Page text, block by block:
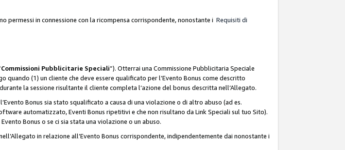
permessi in connessione con la ricompensa corrispondente, nonostante i Requisiti di
Commissioni Pubblicitarie Speciali”). Otterrai una Commissione Pubblicitaria Speciale
quando (1) un cliente che deve essere qualificato per l’Evento Bonus come descritto
la sessione risultante il cliente completa l’azione del bonus descritta nell’Allegato.
Bonus sia stato squalificato a causa di una violazione o di altro abuso (ad es.
automatizzato, Eventi Bonus ripetitivi e che non risultano da Link Speciali sul tuo Sito).
Bonus o se ci sia stata una violazione o un abuso.
in relazione all’Evento Bonus corrispondente, indipendentemente dai nonostante i